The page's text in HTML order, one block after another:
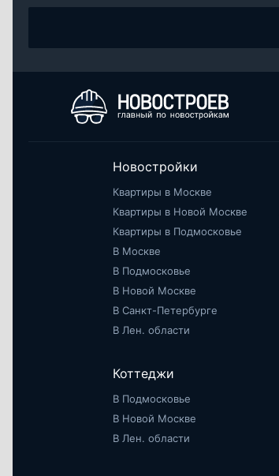
Новостройки
Квартиры в Москве
Квартиры в Новой Москве
Квартиры в Подмосковье
В Москве
В Подмосковье
В Новой Москве
В Санкт-Петербурге
В Лен. области
Коттеджи
В Подмосковье
В Новой Москве
В Лен. области